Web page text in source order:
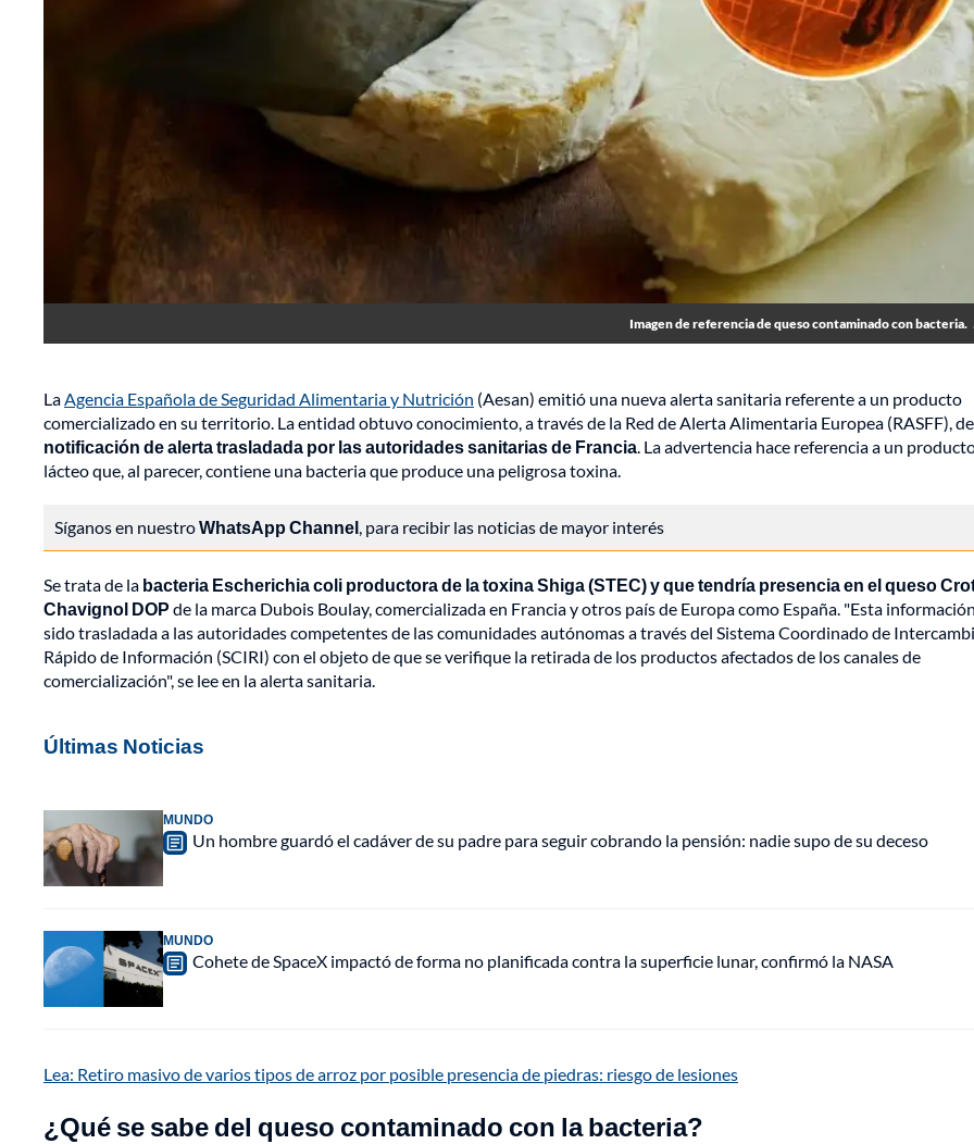
Imagen de referencia de queso contaminado con bacteria.
LaAgencia Española de Seguridad Alimentaria y Nutrición (Aesan) emitió una nueva alerta sanitaria referente a un producto
comercializado en su territorio. La entidad obtuvo conocimiento, a través de la Red de Alerta Alimentaria Europea (RASFF),
notificación de alerta trasladada por las autoridades sanitarias de Francia. La advertencia hace referencia a un
lácteo que, al parecer, contiene una bacteria que produce una peligrosa toxina.
Síganos en nuestroWhatsApp Channel, para recibir las noticias de mayor interés
Se trata de la bacteria Escherichia coli productora de la toxina Shiga (STEC) y que tendría presencia en el queso
Chavignol DOP de la marca Dubois Boulay, comercializada en Francia y otros país de Europa como España. "Esta
sido trasladada a las autoridades competentes de las comunidades autónomas a través del Sistema Coordinado de
Rápido de Información (SCIRI) con el objeto de que se verifique la retirada de los productos afectados de los canales de
comercialización", se lee en la alerta sanitaria.
Últimas Noticias
MUNDO
Un hombre guardó el cadáver de su padre para seguir cobrando la pensión: nadie supo de su deceso
MUNDO
Cohete de SpaceX impactó de forma no planificada contra la superficie lunar, confirmó la NASA
Lea: Retiro masivo de varios tipos de arroz por posible presencia de piedras: riesgo de lesiones
¿Qué se sabe del queso contaminado con la bacteria?